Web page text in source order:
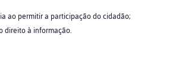
ao permitir a participação do cidadão;
direito à informação.